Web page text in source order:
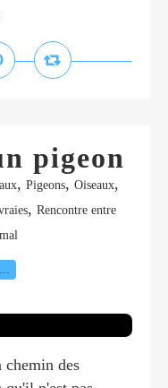
pigeon
, Pigeons, Oiseaux,
, Rencontre entre
…
chemin des